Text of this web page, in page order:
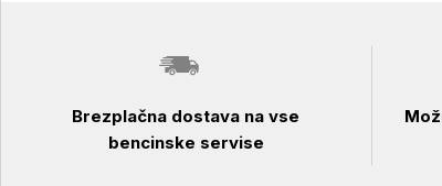
Brezplačna dostava na vse
bencinske servise